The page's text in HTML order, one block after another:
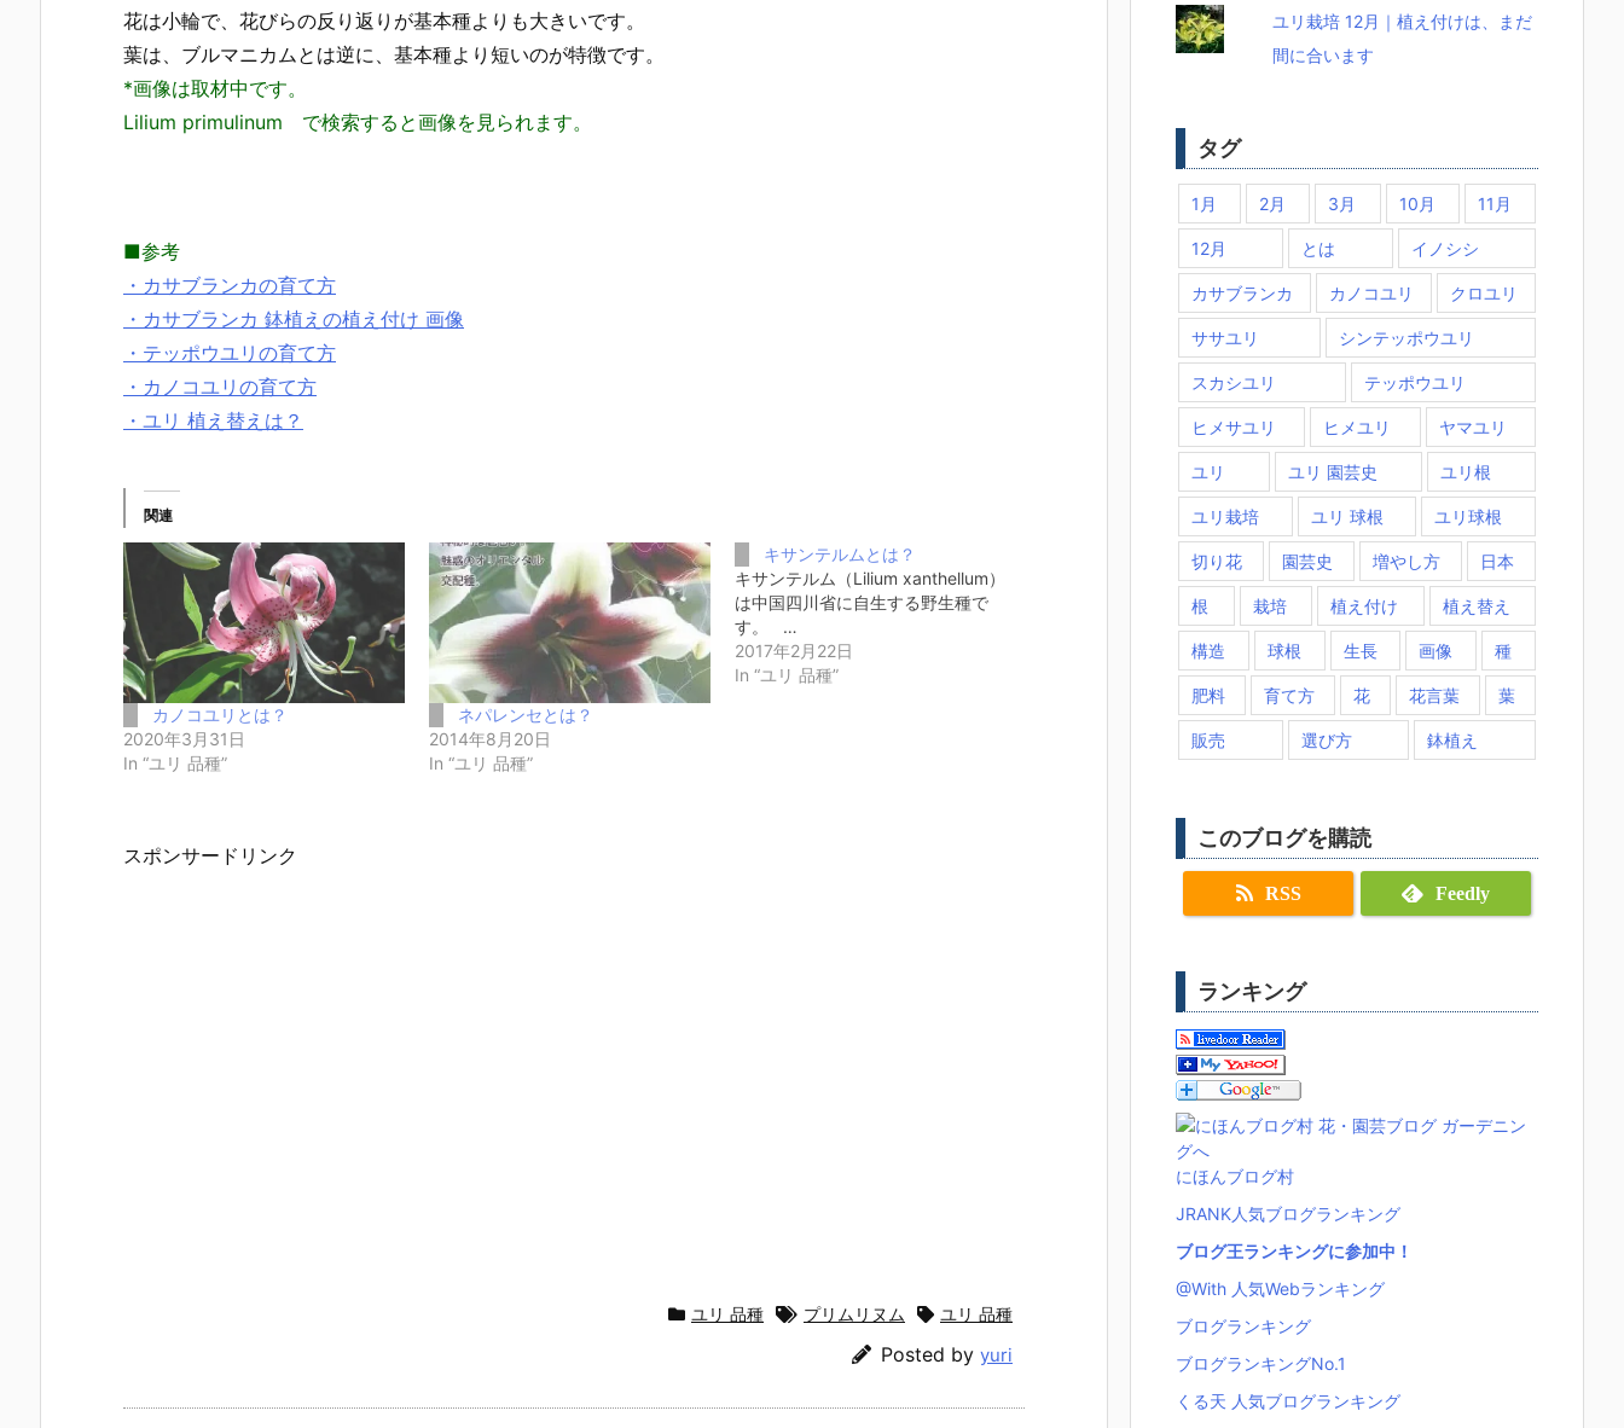
花は小輪で、花びらの反り返りが基本種よりも大きいです。
葉は、ブルマニカムとは逆に、基本種より短いのが特徴です。
*画像は取材中です。
Lilium primulinum で検索すると画像を見られます。
■参考
・カサブランカの育て方
・カサブランカ 鉢植えの植え付け 画像
・テッポウユリの育て方
・カノコユリの育て方
・ユリ 植え替えは？
関連
カノコユリとは？
2020年3月31日
In “ユリ 品種”
ネパレンセとは？
2014年8月20日
In “ユリ 品種”
キサンテルムとは？
キサンテルム（Lilium xanthellum）
は中国四川省に自生する野生種で
す。 …
2017年2月22日
In “ユリ 品種”
スポンサードリンク
ユリ 品種 プリムリヌム ユリ 品種
Posted by yuri
ユリ栽培 12月｜植え付けは、まだ
間に合います
タグ
1月 2月 3月 10月 11月
12月 とは イノシシ
カサブランカ カノコユリ クロユリ
ササユリ シンテッポウユリ
スカシユリ テッポウユリ
ヒメサユリ ヒメユリ ヤマユリ
ユリ ユリ 園芸史 ユリ根
ユリ栽培 ユリ 球根 ユリ球根
切り花 園芸史 増やし方 日本
根 栽培 植え付け 植え替え
構造 球根 生長 画像 種
肥料 育て方 花 花言葉 葉
販売 選び方 鉢植え
このブログを購読
RSS Feedly
ランキング
にほんブログ村
JRANK人気ブログランキング
ブログ王ランキングに参加中！
@With 人気Webランキング
ブログランキング
ブログランキングNo.1
くる天 人気ブログランキング